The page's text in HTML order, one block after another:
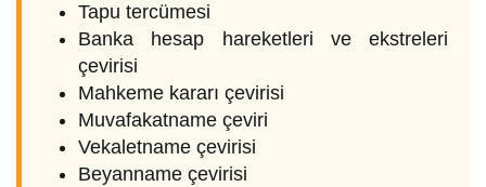
Tapu tercümesi
Banka hesap hareketleri ve ekstreleri
çevirisi
Mahkeme kararı çevirisi
Muvafakatname çeviri
Vekaletname çevirisi
Beyanname çevirisi